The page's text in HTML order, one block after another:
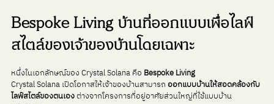
Bespoke Living บ้านที่ออกแบบเพื่อไลฟ์
สไตล์ของเจ้าของบ้านโดยเฉพาะ
หนึ่งในเอกลักษณ์ของ Crystal Solana คือ Bespoke Living
Crystal Solana เปิดโอกาสให้เจ้าของบ้านสามารถ ออกแบบบ้านให้สอดคล้องกับ
ไลฟ์สไตล์ของตนเอง ต่างจากโครงการที่อยู่อาศัยส่วนใหญ่ที่ใช้แบบบ้าน